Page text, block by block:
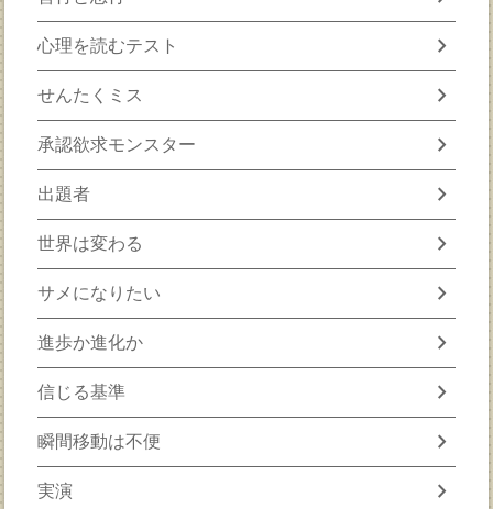
心理を読むテスト chevron_right
せんたくミス chevron_right
承認欲求モンスター chevron_right
出題者 chevron_right
世界は変わる chevron_right
サメになりたい chevron_right
進歩か進化か chevron_right
信じる基準 chevron_right
瞬間移動は不便 chevron_right
実演 chevron_right